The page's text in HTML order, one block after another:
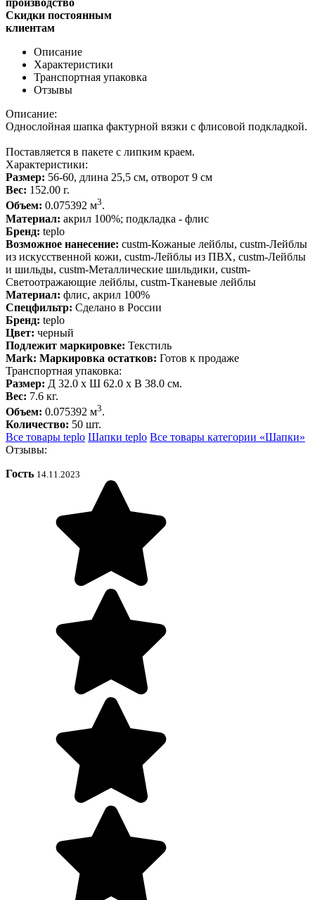
производство
Скидки постоянным
клиентам
Описание
Характеристики
Транспортная упаковка
Отзывы
Описание:
Однослойная шапка фактурной вязки с флисовой подкладкой.
Поставляется в пакете с липким краем.
Характеристики:
Размер: 56-60, длина 25,5 см, отворот 9 см
Вес: 152.00 г.
Объем: 0.075392 м3.
Материал: акрил 100%; подкладка - флис
Бренд: teplo
Возможное нанесение: custm-Кожаные лейблы, custm-Лейблы
из искусственной кожи, custm-Лейблы из ПВХ, custm-Лейблы
и шильды, custm-Металлические шильдики, custm-
Светоотражающие лейблы, custm-Тканевые лейблы
Материал: флис, акрил 100%
Спецфильтр: Сделано в России
Бренд: teplo
Цвет: черный
Подлежит маркировке: Текстиль
Mark: Маркировка остатков: Готов к продаже
Транспортная упаковка:
Размер: Д 32.0 x Ш 62.0 x В 38.0 см.
Вес: 7.6 кг.
Объем: 0.075392 м3.
Количество: 50 шт.
Все товары teplo Шапки teplo Все товары категории «Шапки»
Отзывы:
Гость 14.11.2023